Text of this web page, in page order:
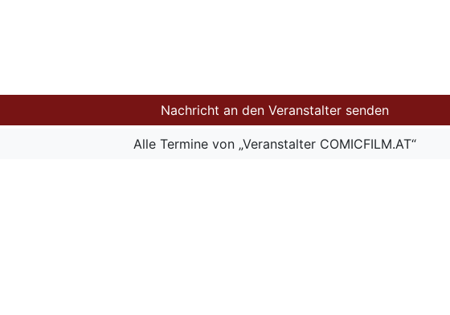
Nachricht an den Veranstalter senden
Alle Termine von „Veranstalter COMICFILM.AT“